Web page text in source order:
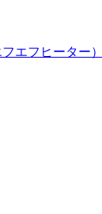
エフヒーター）